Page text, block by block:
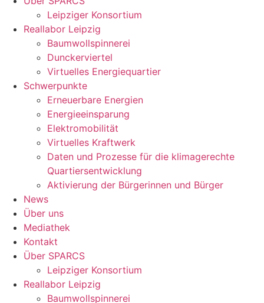
Leipziger Konsortium
Reallabor Leipzig
Baumwollspinnerei
Dunckerviertel
Virtuelles Energiequartier
Schwerpunkte
Erneuerbare Energien
Energieeinsparung
Elektromobilität
Virtuelles Kraftwerk
Daten und Prozesse für die klimagerechte
Quartiersentwicklung
Aktivierung der Bürgerinnen und Bürger
News
Über uns
Mediathek
Kontakt
Über SPARCS
Leipziger Konsortium
Reallabor Leipzig
Baumwollspinnerei